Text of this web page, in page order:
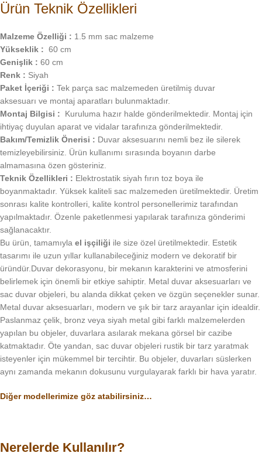
Ürün Teknik Özellikleri
Malzeme Özelliği : 1.5 mm sac malzeme
Yükseklik : 60 cm
Genişlik : 60 cm
Renk : Siyah
Paket İçeriği : Tek parça sac malzemeden üretilmiş duvar
aksesuarı ve montaj aparatları bulunmaktadır.
Montaj Bilgisi : Kuruluma hazır halde gönderilmektedir. Montaj için
ihtiyaç duyulan aparat ve vidalar tarafınıza gönderilmektedir.
Bakım/Temizlik Önerisi : Duvar aksesuarını nemli bez ile silerek
temizleyebilirsiniz. Ürün kullanımı sırasında boyanın darbe
almamasına özen gösteriniz.
Teknik Özellikleri : Elektrostatik siyah fırın toz boya ile
boyanmaktadır. Yüksek kaliteli sac malzemeden üretilmektedir. Üretim
sonrası kalite kontrolleri, kalite kontrol personellerimiz tarafından
yapılmaktadır. Özenle paketlenmesi yapılarak tarafınıza gönderimi
sağlanacaktır.
Bu ürün, tamamıyla el işçiliği ile size özel üretilmektedir. Estetik
tasarımı ile uzun yıllar kullanabileceğiniz modern ve dekoratif bir
üründür.Duvar dekorasyonu, bir mekanın karakterini ve atmosferini
belirlemek için önemli bir etkiye sahiptir. Metal duvar aksesuarları ve
sac duvar objeleri, bu alanda dikkat çeken ve özgün seçenekler sunar.
Metal duvar aksesuarları, modern ve şık bir tarz arayanlar için idealdir.
Paslanmaz çelik, bronz veya siyah metal gibi farklı malzemelerden
yapılan bu objeler, duvarlara asılarak mekana görsel bir cazibe
katmaktadır. Öte yandan, sac duvar objeleri rustik bir tarz yaratmak
isteyenler için mükemmel bir tercihtir. Bu objeler, duvarları süslerken
aynı zamanda mekanın dokusunu vurgulayarak farklı bir hava yaratır.
Diğer modellerimize göz atabilirsiniz…
Nerelerde Kullanılır?